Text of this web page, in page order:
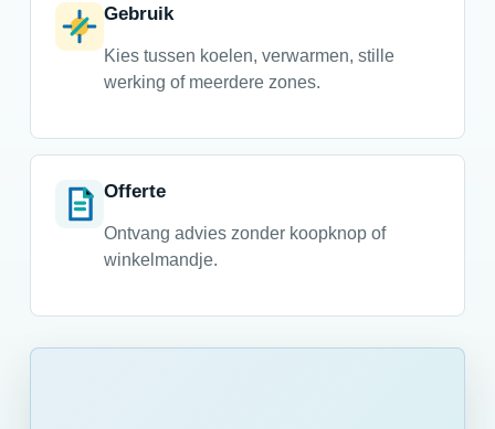
Gebruik
Kies tussen koelen, verwarmen, stille
werking of meerdere zones.
Offerte
Ontvang advies zonder koopknop of
winkelmandje.